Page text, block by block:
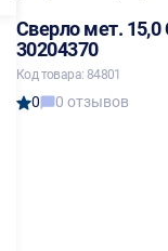
Сверло мет. 15,0
30204370
Код товара: 84801
0 0 отзывов